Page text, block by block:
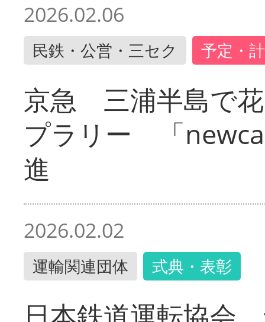
2026.02.06
民鉄・公営・三セク 予定・
京急 三浦半島で
プラリー 「
進
2026.02.02
運輸関連団体 式典・表彰